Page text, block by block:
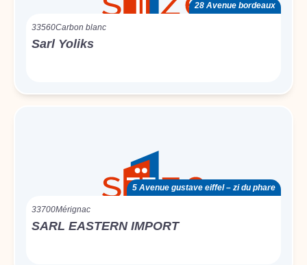
28 Avenue bordeaux
33560Carbon blanc
Sarl Yoliks
5 Avenue gustave eiffel – zi du phare
33700Mérignac
SARL EASTERN IMPORT